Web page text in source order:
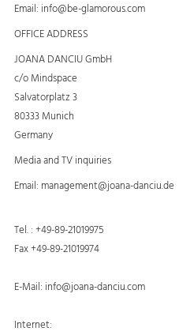
Email: info@be-glamorous.com
OFFICE ADDRESS
JOANA DANCIU GmbH
c/o Mindspace
Salvatorplatz 3
80333 Munich
Germany
Media and TV inquiries
Email: management@joana-danciu.de
Tel. : +49-89-21019975
Fax +49-89-21019974
E-Mail: info@joana-danciu.com
Internet: